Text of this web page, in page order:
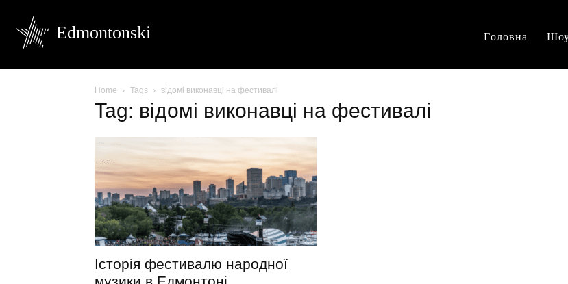
Edmontonski Головна
Home Tags відомі виконавці на фестивалі
Tag: відомі виконавці на фестивалі
Історія фестивалю народної